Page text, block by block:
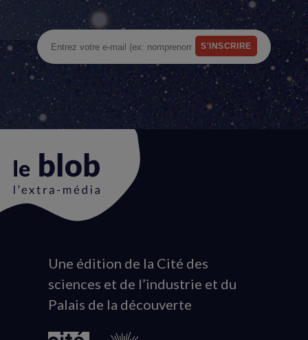
Animation
du
logo
Une édition de la Cité des
sciences et de l’industrie et du
Palais de la découverte